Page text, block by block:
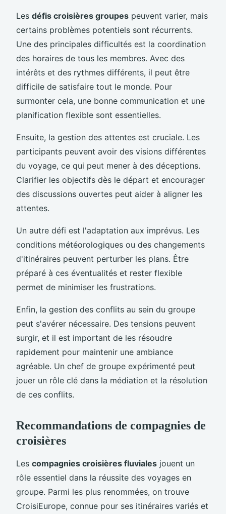
Les défis croisières groupes peuvent varier, mais
certains problèmes potentiels sont récurrents.
Une des principales difficultés est la coordination
des horaires de tous les membres. Avec des
intérêts et des rythmes différents, il peut être
difficile de satisfaire tout le monde. Pour
surmonter cela, une bonne communication et une
planification flexible sont essentielles.
Ensuite, la gestion des attentes est cruciale. Les
participants peuvent avoir des visions différentes
du voyage, ce qui peut mener à des déceptions.
Clarifier les objectifs dès le départ et encourager
des discussions ouvertes peut aider à aligner les
attentes.
Un autre défi est l'adaptation aux imprévus. Les
conditions météorologiques ou des changements
d'itinéraires peuvent perturber les plans. Être
préparé à ces éventualités et rester flexible
permet de minimiser les frustrations.
Enfin, la gestion des conflits au sein du groupe
peut s'avérer nécessaire. Des tensions peuvent
surgir, et il est important de les résoudre
rapidement pour maintenir une ambiance
agréable. Un chef de groupe expérimenté peut
jouer un rôle clé dans la médiation et la résolution
de ces conflits.
Recommandations de compagnies de
croisières
Les compagnies croisières fluviales jouent un
rôle essentiel dans la réussite des voyages en
groupe. Parmi les plus renommées, on trouve
CroisiEurope, connue pour ses itinéraires variés et